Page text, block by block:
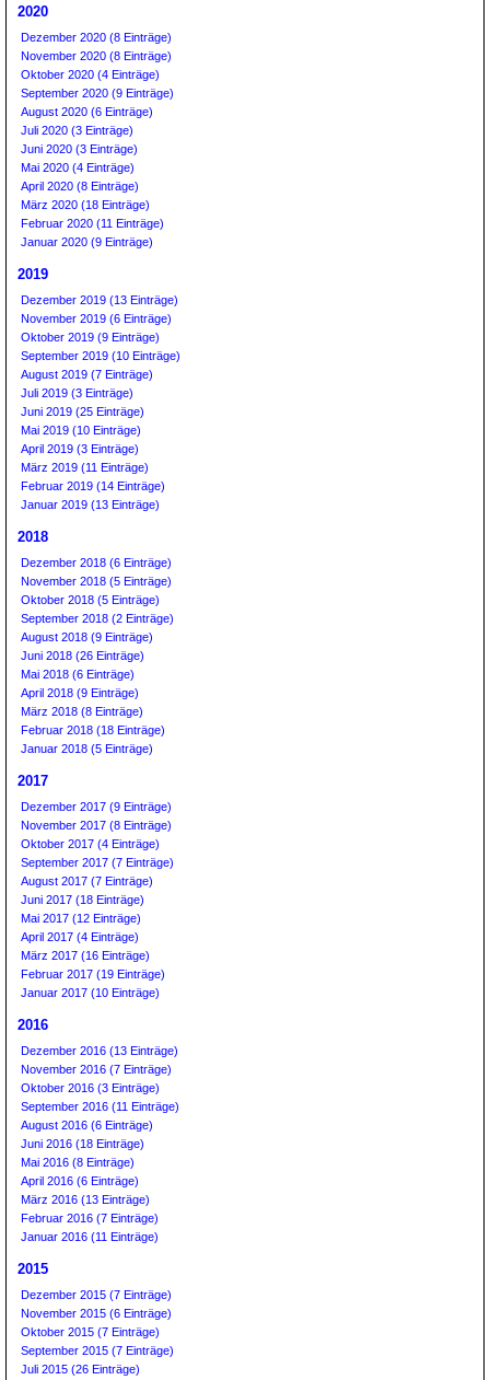
2020
Dezember 2020 (8 Einträge)
November 2020 (8 Einträge)
Oktober 2020 (4 Einträge)
September 2020 (9 Einträge)
August 2020 (6 Einträge)
Juli 2020 (3 Einträge)
Juni 2020 (3 Einträge)
Mai 2020 (4 Einträge)
April 2020 (8 Einträge)
März 2020 (18 Einträge)
Februar 2020 (11 Einträge)
Januar 2020 (9 Einträge)
2019
Dezember 2019 (13 Einträge)
November 2019 (6 Einträge)
Oktober 2019 (9 Einträge)
September 2019 (10 Einträge)
August 2019 (7 Einträge)
Juli 2019 (3 Einträge)
Juni 2019 (25 Einträge)
Mai 2019 (10 Einträge)
April 2019 (3 Einträge)
März 2019 (11 Einträge)
Februar 2019 (14 Einträge)
Januar 2019 (13 Einträge)
2018
Dezember 2018 (6 Einträge)
November 2018 (5 Einträge)
Oktober 2018 (5 Einträge)
September 2018 (2 Einträge)
August 2018 (9 Einträge)
Juni 2018 (26 Einträge)
Mai 2018 (6 Einträge)
April 2018 (9 Einträge)
März 2018 (8 Einträge)
Februar 2018 (18 Einträge)
Januar 2018 (5 Einträge)
2017
Dezember 2017 (9 Einträge)
November 2017 (8 Einträge)
Oktober 2017 (4 Einträge)
September 2017 (7 Einträge)
August 2017 (7 Einträge)
Juni 2017 (18 Einträge)
Mai 2017 (12 Einträge)
April 2017 (4 Einträge)
März 2017 (16 Einträge)
Februar 2017 (19 Einträge)
Januar 2017 (10 Einträge)
2016
Dezember 2016 (13 Einträge)
November 2016 (7 Einträge)
Oktober 2016 (3 Einträge)
September 2016 (11 Einträge)
August 2016 (6 Einträge)
Juni 2016 (18 Einträge)
Mai 2016 (8 Einträge)
April 2016 (6 Einträge)
März 2016 (13 Einträge)
Februar 2016 (7 Einträge)
Januar 2016 (11 Einträge)
2015
Dezember 2015 (7 Einträge)
November 2015 (6 Einträge)
Oktober 2015 (7 Einträge)
September 2015 (7 Einträge)
Juli 2015 (26 Einträge)